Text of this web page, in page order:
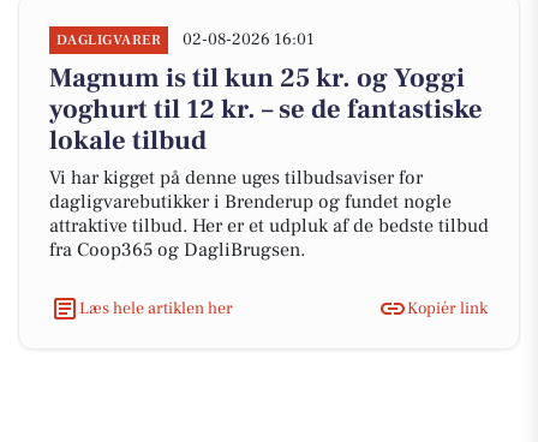
DAGLIGVARER 02-08-2026 16:01
Magnum is til kun 25 kr. og Yoggi
yoghurt til 12 kr. – se de fantastiske
lokale tilbud
Vi har kigget på denne uges tilbudsaviser for
dagligvarebutikker i Brenderup og fundet nogle
attraktive tilbud. Her er et udpluk af de bedste tilbud
fra Coop365 og DagliBrugsen.
Læs hele artiklen her Kopiér link